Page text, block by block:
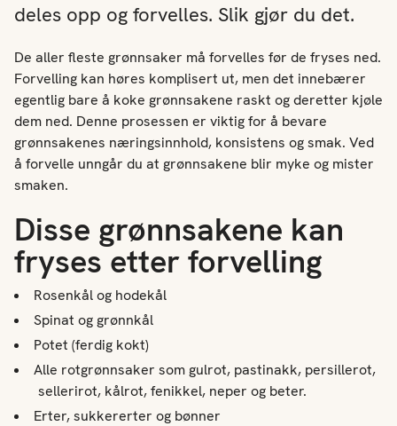
deles opp og forvelles. Slik gjør du det.
De aller fleste grønnsaker må forvelles før de fryses ned.
Forvelling kan høres komplisert ut, men det innebærer
egentlig bare å koke grønnsakene raskt og deretter kjøle
dem ned. Denne prosessen er viktig for å bevare
grønnsakenes næringsinnhold, konsistens og smak. Ved
å forvelle unngår du at grønnsakene blir myke og mister
smaken.
Disse grønnsakene kan
fryses etter forvelling
Rosenkål og hodekål
Spinat og grønnkål
Potet (ferdig kokt)
Alle rotgrønnsaker som gulrot, pastinakk, persillerot,
sellerirot, kålrot, fenikkel, neper og beter.
Erter, sukkererter og bønner